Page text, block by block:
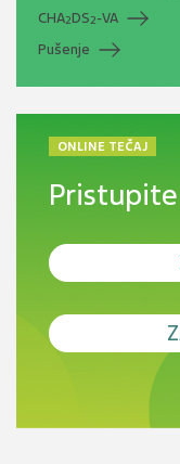
CHA2DS2-VA
Pušenje
ONLINE TEČAJ
Debljina - od
Novi pogled
razlike i nove
smetnji do